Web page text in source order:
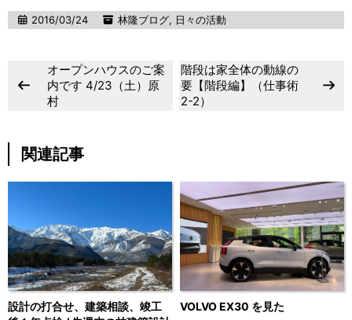
2016/03/24 林隆ブログ, 日々の活動
オープンハウスのご案
内です 4/23（土）原
村
階段は家全体の動線の
要【階段編】（仕事術
2-2）
関連記事
設計の打合せ、建築相談、竣工
VOLVO EX30 を見た